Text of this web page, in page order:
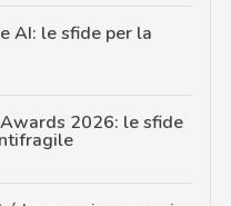
AI: le sfide per la
2026: le sfide